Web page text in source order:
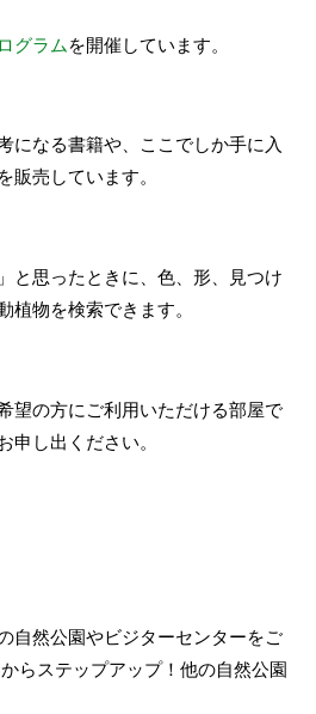
グラム を開催しています。
になる書籍や、ここでしか手に入
販売しています。
と思ったときに、色、形、見つけ
植物を検索できます。
望の方にご利用いただける部屋で
申し出ください。
自然公園やビジターセンターをご
らステップアップ！他の自然公園